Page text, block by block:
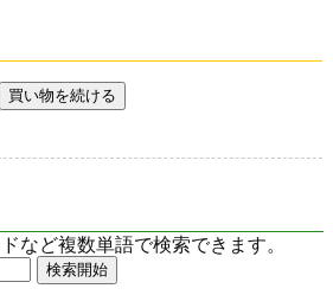
など複数単語で検索できます。